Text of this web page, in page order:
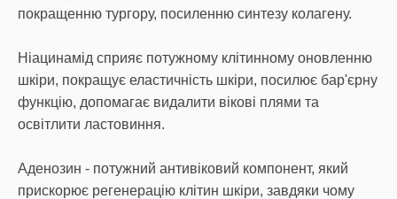
покращенню тургору, посиленню синтезу колагену.
Ніацинамід сприяє потужному клітинному оновленню
шкіри, покращує еластичність шкіри, посилює бар'єрну
функцію, допомагає видалити вікові плями та
освітлити ластовиння.
Аденозин - потужний антивіковий компонент, який
прискорює регенерацію клітин шкіри, завдяки чому